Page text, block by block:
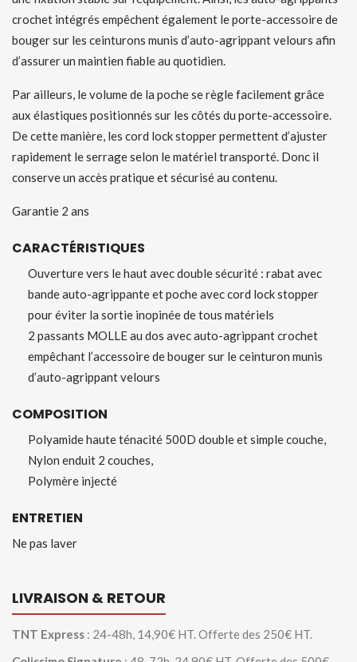
crochet intégrés empêchent également le porte-accessoire de
bouger sur les ceinturons munis d’auto-agrippant velours afin
d’assurer un maintien fiable au quotidien.
Par ailleurs, le volume de la poche se règle facilement grâce
aux élastiques positionnés sur les côtés du porte-accessoire.
De cette manière, les cord lock stopper permettent d’ajuster
rapidement le serrage selon le matériel transporté. Donc il
conserve un accès pratique et sécurisé au contenu.
Garantie 2 ans
CARACTÉRISTIQUES
Ouverture vers le haut avec double sécurité : rabat avec
bande auto-agrippante et poche avec cord lock stopper
pour éviter la sortie inopinée de tous matériels
2 passants MOLLE au dos avec auto-agrippant crochet
empêchant l’accessoire de bouger sur le ceinturon munis
d’auto-agrippant velours
COMPOSITION
Polyamide haute ténacité 500D double et simple couche,
Nylon enduit 2 couches,
Polymère injecté
ENTRETIEN
Ne pas laver
LIVRAISON & RETOUR
TNT Express : 24-48h, 14,90€ HT. Offerte des 250€ HT.